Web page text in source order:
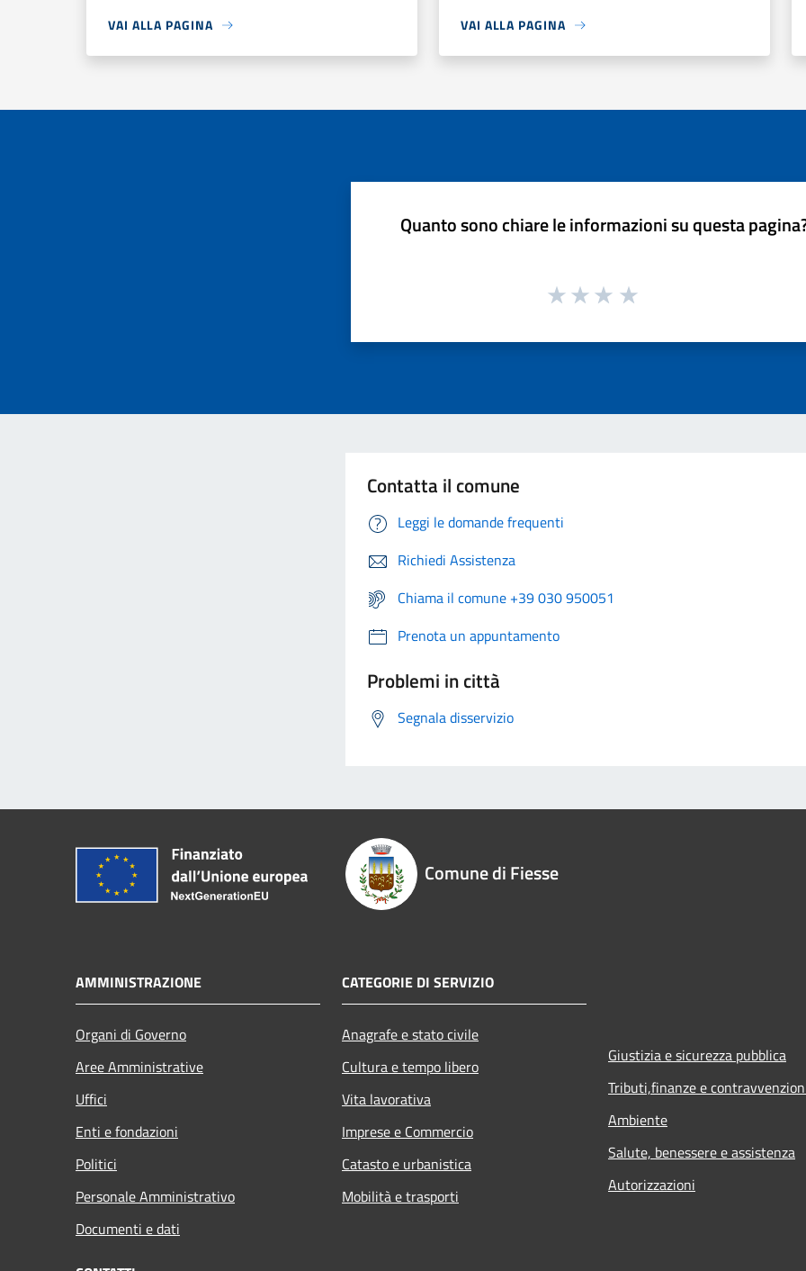
VAI ALLA PAGINA VAI ALLA PAGINA
Quanto sono chiare le informazioni su questa
Contatta il comune
Leggi le domande frequenti
Richiedi Assistenza
Chiama il comune +39 030 950051
Prenota un appuntamento
Problemi in città
Segnala disservizio
Comune di Fiesse
AMMINISTRAZIONE
Organi di Governo
Aree Amministrative
Uffici
Enti e fondazioni
Politici
Personale Amministrativo
Documenti e dati
CATEGORIE DI SERVIZIO
Anagrafe e stato civile
Cultura e tempo libero
Vita lavorativa
Imprese e Commercio
Catasto e urbanistica
Mobilità e trasporti
Giustizia e sicurezza pubblica
Tributi,finanze e
Ambiente
Salute, benessere e assistenza
Autorizzazioni